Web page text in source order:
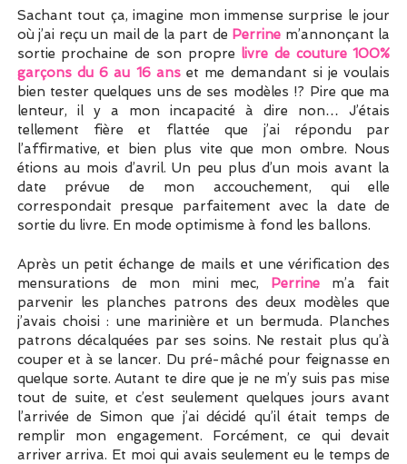
Sachant tout ça, imagine mon immense surprise le jour
où j’ai reçu un mail de la part de Perrine m’annonçant la
sortie prochaine de son propre livre de couture 100%
garçons du 6 au 16 anset me demandant si je voulais
bien tester quelques uns de ses modèles !? Pire que ma
lenteur, il y a mon incapacité à dire non… J’étais
tellement fière et flattée que j’ai répondu par
l’affirmative, et bien plus vite que mon ombre. Nous
étions au mois d’avril. Un peu plus d’un mois avant la
date prévue de mon accouchement, qui elle
correspondait presque parfaitement avec la date de
sortie du livre. En mode optimisme à fond les ballons.
Après un petit échange de mails et une vérification des
mensurations de mon mini mec, Perrine
m’a fait
parvenir les planches patrons des deux modèles que
j’avais choisi : une marinière et un bermuda. Planches
patrons décalquées par ses soins. Ne restait plus qu’à
couper et à se lancer. Du pré-mâché pour feignasse en
quelque sorte. Autant te dire que je ne m’y suis pas mise
tout de suite, et c’est seulement quelques jours avant
l’arrivée de Simon que j’ai décidé qu’il était temps de
remplir mon engagement. Forcément, ce qui devait
arriver arriva. Et moi qui avais seulement eu le temps de